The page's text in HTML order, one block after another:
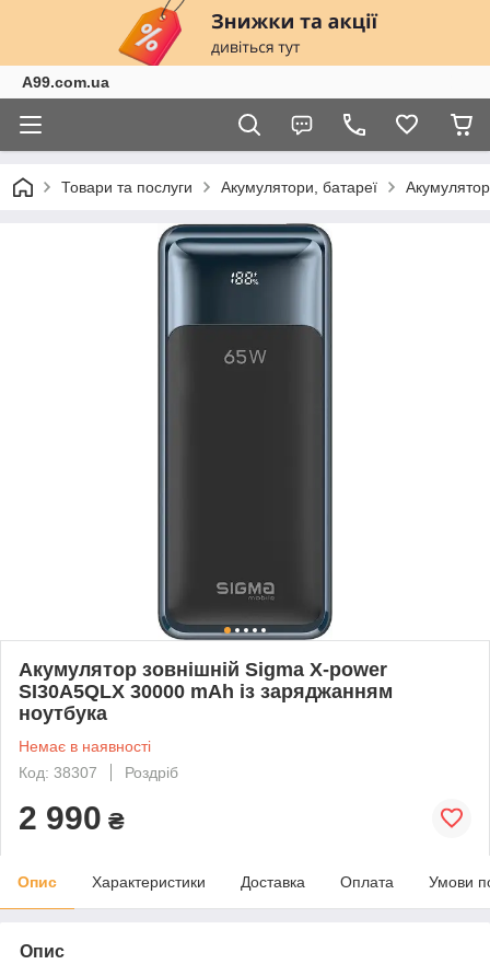
A99.com.ua
Товари та послуги Акумулятори, батареї
Акумулятор зовнішній Sigma X-power
SI30A5QLX 30000 mAh із заряджанням
ноутбука
Немає в наявності
Код: 38307
Роздріб
2 990 ₴
Опис Характеристики Доставка Оплата Умови
Опис